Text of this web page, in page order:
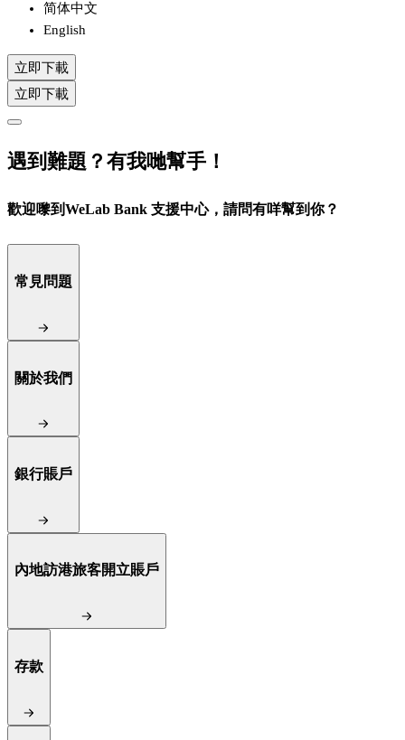
简体中文
English
立即下載
立即下載
遇到難題？有我哋幫手！
歡迎嚟到WeLab Bank 支援中心，請問有咩幫到你？
常見問題
關於我們
銀行賬戶
內地訪港旅客開立賬戶
存款